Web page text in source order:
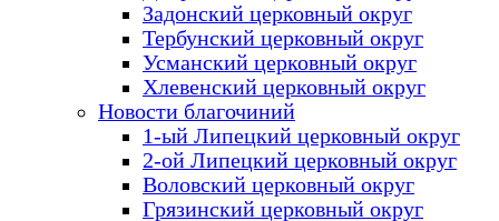
Задонский церковный округ
Тербунский церковный округ
Усманский церковный округ
Хлевенский церковный округ
Новости благочиний
1-ый Липецкий церковный округ
2-ой Липецкий церковный округ
Воловский церковный округ
Грязинский церковный округ